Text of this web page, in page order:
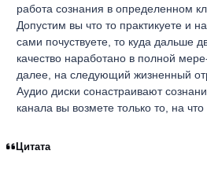
работа сознания в определенном
Допустим вы что то практикуете и
сами почуствуете, то куда дальше
качество наработано в полной
далее, на следующий жизненный
Аудио диски сонастраивают
канала вы возмете только то, на что
Цитата